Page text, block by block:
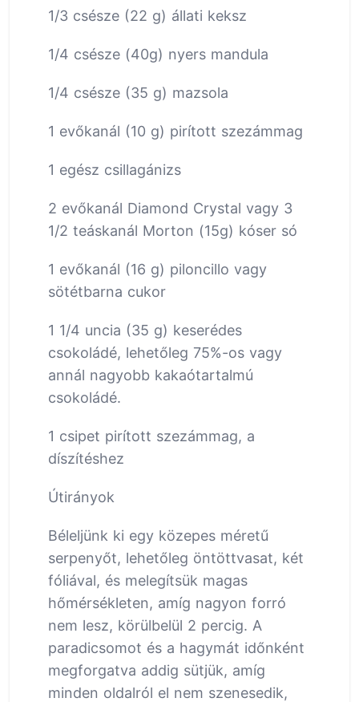
1/3 csésze (22 g) állati keksz
1/4 csésze (40g) nyers mandula
1/4 csésze (35 g) mazsola
1 evőkanál (10 g) pirított szezámmag
1 egész csillagánizs
2 evőkanál Diamond Crystal vagy 3
1/2 teáskanál Morton (15g) kóser só
1 evőkanál (16 g) piloncillo vagy
sötétbarna cukor
1 1/4 uncia (35 g) keserédes
csokoládé, lehetőleg 75%-os vagy
annál nagyobb kakaótartalmú
csokoládé.
1 csipet pirított szezámmag, a
díszítéshez
Útirányok
Béleljünk ki egy közepes méretű
serpenyőt, lehetőleg öntöttvasat, két
fóliával, és melegítsük magas
hőmérsékleten, amíg nagyon forró
nem lesz, körülbelül 2 percig. A
paradicsomot és a hagymát időnként
megforgatva addig sütjük, amíg
minden oldalról el nem szenesedik,